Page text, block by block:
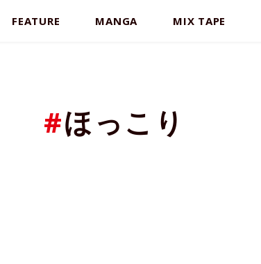
FEATURE MANGA MIX TAPE
#ほっこり